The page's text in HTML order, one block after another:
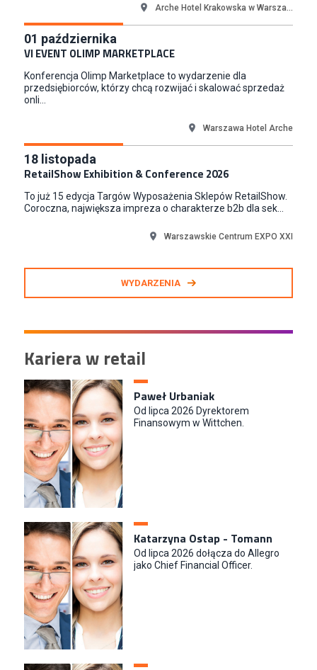
Złotów
Kupiec / Kupczyni Fashion
Smyk S.A.
Arche Hotel Krakowska w Warsza...
01 października
VI EVENT OLIMP MARKETPLACE
Konferencja Olimp Marketplace to wydarzenie dla
przedsiębiorców, którzy chcą rozwijać i skalować sprzedaż
onli...
Warszawa Hotel Arche
18 listopada
RetailShow Exhibition & Conference 2026
To już 15 edycja Targów Wyposażenia Sklepów RetailShow.
Coroczna, największa impreza o charakterze b2b dla sek...
Warszawskie Centrum EXPO XXI
WYDARZENIA
Kariera w retail
Paweł Urbaniak
Od lipca 2026 Dyrektorem
Finansowym w Wittchen.
Katarzyna Ostap - Tomann
Od lipca 2026 dołącza do Allegro
jako Chief Financial Officer.